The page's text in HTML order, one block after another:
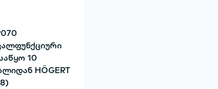
10
HÖGERT